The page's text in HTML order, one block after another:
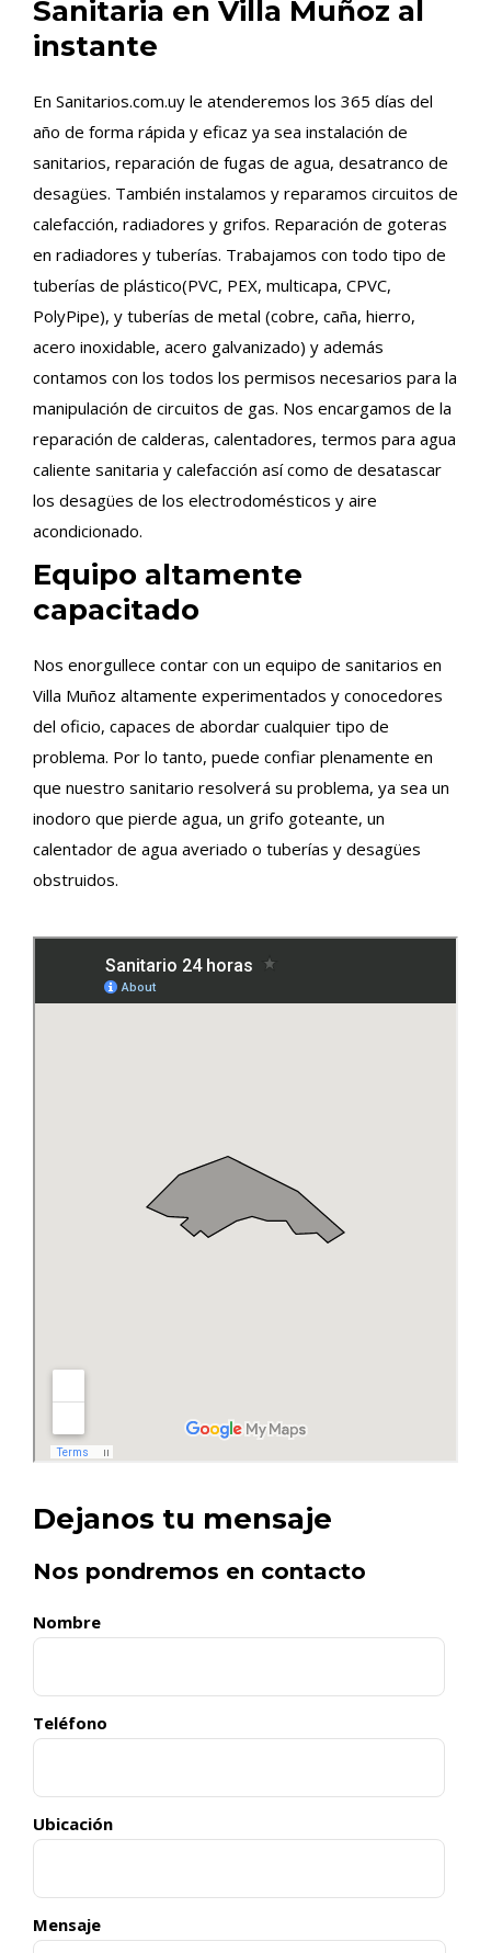
Sanitaria en Villa Muñoz al
instante
En Sanitarios.com.uy le atenderemos los 365 días del
año de forma rápida y eficaz ya sea instalación de
sanitarios, reparación de fugas de agua, desatranco de
desagües. También instalamos y reparamos circuitos de
calefacción, radiadores y grifos. Reparación de goteras
en radiadores y tuberías. Trabajamos con todo tipo de
tuberías de plástico(PVC, PEX, multicapa, CPVC,
PolyPipe), y tuberías de metal (cobre, caña, hierro,
acero inoxidable, acero galvanizado) y además
contamos con los todos los permisos necesarios para la
manipulación de circuitos de gas. Nos encargamos de la
reparación de calderas, calentadores, termos para agua
caliente sanitaria y calefacción así como de desatascar
los desagües de los electrodomésticos y aire
acondicionado.
Equipo altamente
capacitado
Nos enorgullece contar con un equipo de sanitarios en
Villa Muñoz altamente experimentados y conocedores
del oficio, capaces de abordar cualquier tipo de
problema. Por lo tanto, puede confiar plenamente en
que nuestro sanitario resolverá su problema, ya sea un
inodoro que pierde agua, un grifo goteante, un
calentador de agua averiado o tuberías y desagües
obstruidos.
Dejanos tu mensaje
Nos pondremos en contacto
Nombre
Teléfono
Ubicación
Mensaje